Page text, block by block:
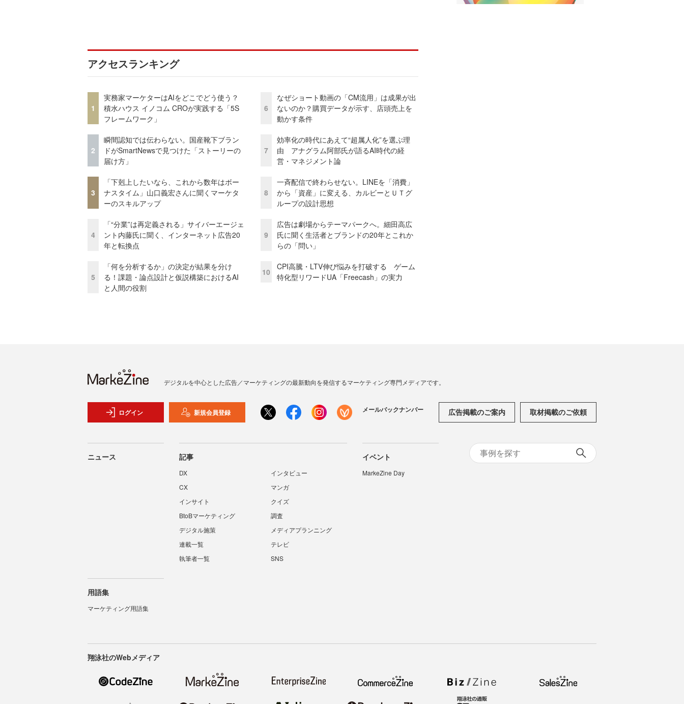
アクセスランキング
1
実務家マーケターはAIをどこでどう使う？
積水ハウス イノコム CROが実践する「5S
フレームワーク」
2
瞬間認知では伝わらない。国産靴下ブラン
ドがSmartNewsで見つけた「ストーリーの
届け方」
3
「下剋上したいなら、これから数年はボー
ナスタイム」山口義宏さんに聞くマーケタ
ーのスキルアップ
4
「“分業”は再定義される」サイバーエージェ
ント内藤氏に聞く、インターネット広告20
年と転換点
5
「何を分析するか」の決定が結果を分け
る！課題・論点設計と仮説構築におけるAI
と人間の役割
6
なぜショート動画の「CM流用」は成果が出
ないのか？購買データが示す、店頭売上を
動かす条件
7
効率化の時代にあえて“超属人化”を選ぶ理
由 アナグラム阿部氏が語るAI時代の経
営・マネジメント論
8
一斉配信で終わらせない。LINEを「消費」
から「資産」に変える、カルビーとＵＴグ
ループの設計思想
9
広告は劇場からテーマパークへ。細田高広
氏に聞く生活者とブランドの20年とこれか
らの「問い」
10
CPI高騰・LTV伸び悩みを打破する ゲーム
特化型リワードUA「Freecash」の実力
デジタルを中心とした広告／マーケティングの最新動向を発信するマーケティング専門メディアです。
ログイン 新規会員登録 メールバックナンバー 広告掲載のご案内 取材掲載のご依頼
ニュース 記事
DX
インタビュー
CX
マンガ
インサイト
クイズ
BtoBマーケティング
調査
デジタル施策
メディアプランニング
連載一覧
テレビ
執筆者一覧
SNS
イベント
MarkeZine Day
用語集
マーケティング用語集
翔泳社のWebメディア